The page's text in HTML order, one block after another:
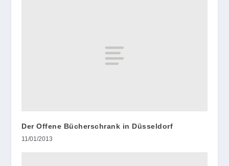
Der Offene Bücherschrank in Düsseldorf
11/01/2013